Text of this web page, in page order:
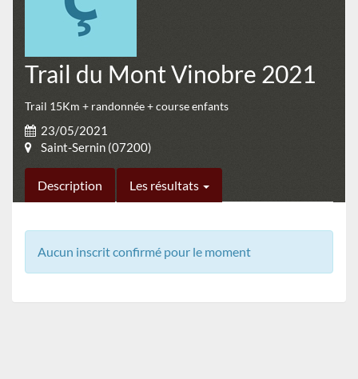
Trail du Mont Vinobre 2021
Trail 15Km + randonnée + course enfants
23/05/2021
Saint-Sernin (07200)
Description Les résultats
Aucun inscrit confirmé pour le moment